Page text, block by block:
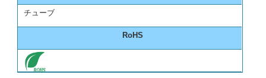
チューブ
RoHS